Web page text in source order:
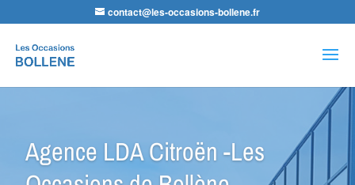
contact@les-occasions-bollene.fr
de
produits